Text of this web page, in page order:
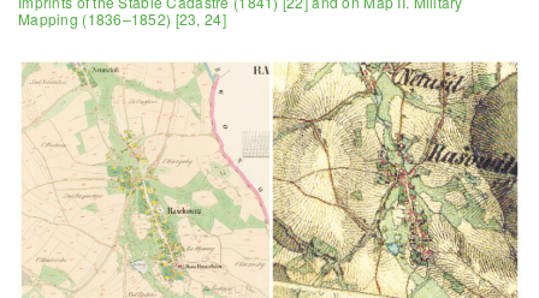
Mapping (1836–1852) [23, 24]